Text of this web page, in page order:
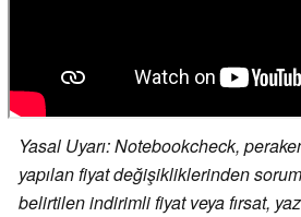
Yasal Uyarı: Notebookcheck,
yapılan fiyat değişikliklerinden
belirtilen indirimli fiyat veya fırsat,